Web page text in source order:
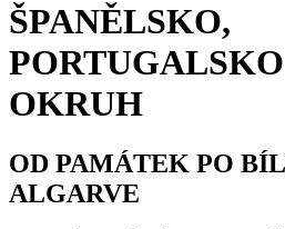
ŠPANĚLSKO,
OKRUH
OD PAMÁTEK PO
ALGARVE